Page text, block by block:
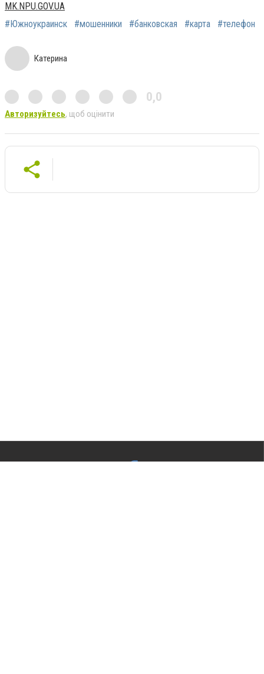
MK.NPU.GOV.UA
#Южноукраинск
#мошенники #банковская #карта #телефон
Катерина
0,0
Авторизуйтесь, щоб оцінити